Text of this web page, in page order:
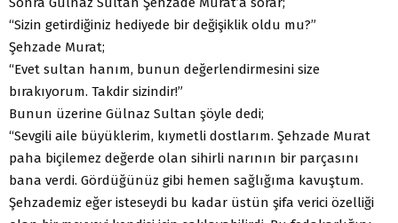
“Sizin getirdiğiniz hediyede bir değişiklik oldu mu?”
Şehzade Murat;
“Evet sultan hanım, bunun değerlendirmesini size
bırakıyorum. Takdir sizindir!”
Bunun üzerine Gülnaz Sultan şöyle dedi;
“Sevgili aile büyüklerim, kıymetli dostlarım. Şehzade Murat
paha biçilemez değerde olan sihirli narının bir parçasını
bana verdi. Gördüğünüz gibi hemen sağlığıma kavuştum.
Şehzademiz eğer isteseydi bu kadar üstün şifa verici özelliği